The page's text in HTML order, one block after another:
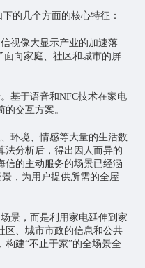
的几个方面的核心特征：
视像大显示产业的加速落
面向家庭、社区和城市的屏
基于语音和NFC技术在家电
交互方案。
环境、情感等大量的生活数
法分析后，得出因人而异的
信的主动服务的场景已经涵
，为用户提供所需的全屋
景，而是利用家电延伸到家
区、城市市政的信息和公共
建“不止于家”的全场景全